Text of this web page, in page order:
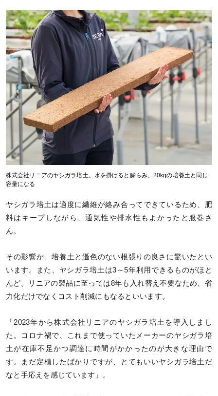
株式会社リニアのヤシガラ培土。水を掛けると膨らみ、20kgの培養土と同じ
容量になる
ヤシガラ培土は適度に繊維が絡み合ってできているため、肥
料はキープしながら、通気性や排水性もよかったと服巻さ
ん。
その影響か、培養土と遜色のない根張りの良さに驚いたとい
います。また、ヤシガラ培土は3～5年利用できるものがほと
んど。リニアの製品に至っては8年も入れ替え不要なため、省
力化だけでなくコスト削減にもなるといいます。
「2023年から株式会社リニアのヤシガラ培土を導入しまし
た。コロナ禍で、これまで使っていたメーカーのヤシガラ培
土が在庫不足かつ調達に時間がかかったのが大きな理由で
す。まだ定植したばかりですが、とてもいいヤシガラ培土だ
なと手応えを感じています」。